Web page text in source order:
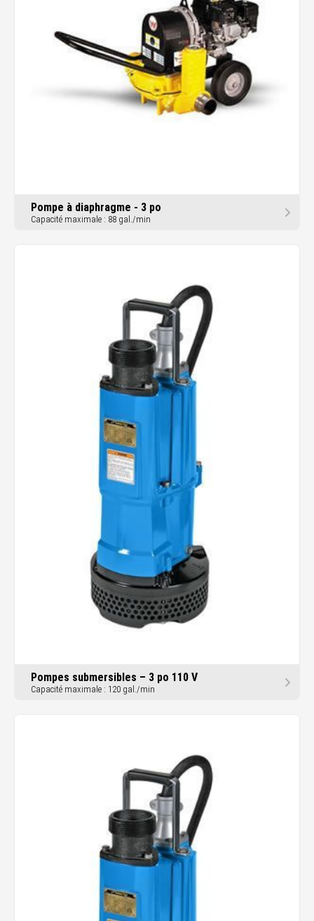
Pompe à diaphragme - 3 po
Capacité maximale : 88 gal./min
Pompes submersibles – 3 po 110 V
Capacité maximale : 120 gal./min